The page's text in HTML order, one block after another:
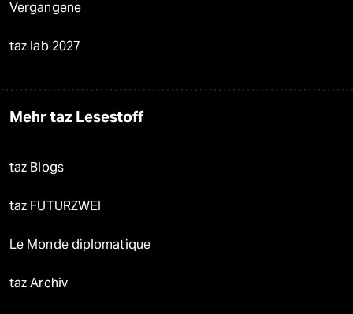
Vergangene
taz lab 2027
Mehr taz Lesestoff
taz Blogs
taz FUTURZWEI
Le Monde diplomatique
taz Archiv